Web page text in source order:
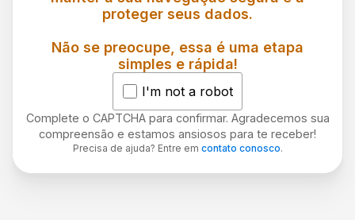
proteger seus dados.
Não se preocupe, essa é uma etapa
simples e rápida!
I'm not a robot
Complete o CAPTCHA para confirmar. Agradecemos sua
compreensão e estamos ansiosos para te receber!
Precisa de ajuda? Entre em contato conosco.